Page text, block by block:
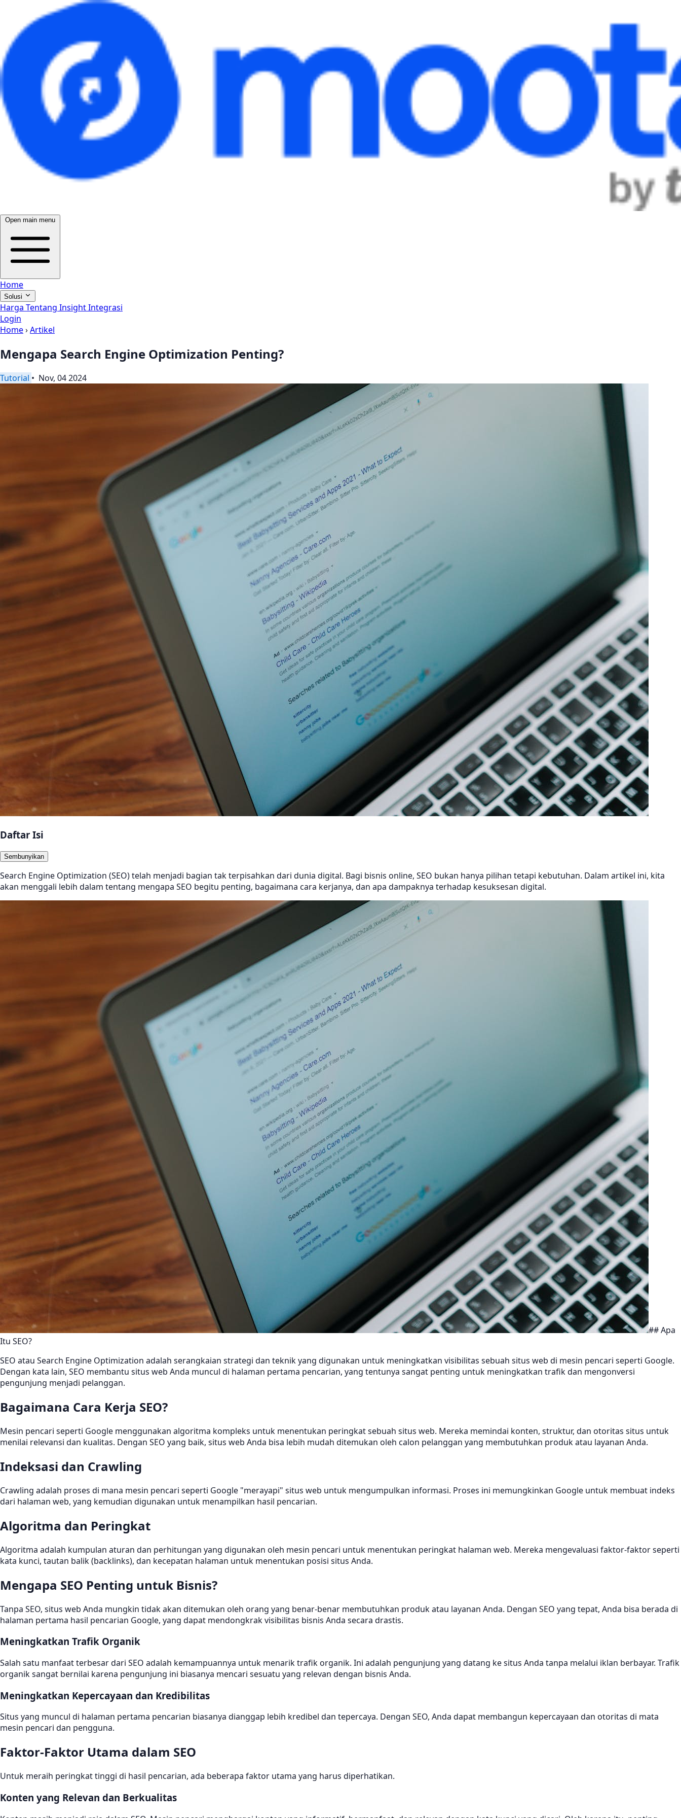
Open main menu
Home
Solusi
Harga Tentang InsightIntegrasi
Login
Home›Artikel
Mengapa Search Engine Optimization Penting?
Tutorial • Nov, 04 2024
Daftar Isi
Sembunyikan
Search Engine Optimization (SEO) telah menjadi bagian tak terpisahkan dari dunia digital. Bagi bisnis online, SEO bukan hanya pilihan tetapi kebutuhan. Dalam artikel ini, kita
akan menggali lebih dalam tentang mengapa SEO begitu penting, bagaimana cara kerjanya, dan apa dampaknya terhadap kesuksesan digital.
## Apa
Itu SEO?
SEO atau Search Engine Optimization adalah serangkaian strategi dan teknik yang digunakan untuk meningkatkan visibilitas sebuah situs web di mesin pencari seperti Google.
Dengan kata lain, SEO membantu situs web Anda muncul di halaman pertama pencarian, yang tentunya sangat penting untuk meningkatkan trafik dan mengonversi
pengunjung menjadi pelanggan.
Bagaimana Cara Kerja SEO?
Mesin pencari seperti Google menggunakan algoritma kompleks untuk menentukan peringkat sebuah situs web. Mereka memindai konten, struktur, dan otoritas situs untuk
menilai relevansi dan kualitas. Dengan SEO yang baik, situs web Anda bisa lebih mudah ditemukan oleh calon pelanggan yang membutuhkan produk atau layanan Anda.
Indeksasi dan Crawling
Crawling adalah proses di mana mesin pencari seperti Google "merayapi" situs web untuk mengumpulkan informasi. Proses ini memungkinkan Google untuk membuat indeks
dari halaman web, yang kemudian digunakan untuk menampilkan hasil pencarian.
Algoritma dan Peringkat
Algoritma adalah kumpulan aturan dan perhitungan yang digunakan oleh mesin pencari untuk menentukan peringkat halaman web. Mereka mengevaluasi faktor-faktor seperti
kata kunci, tautan balik (backlinks), dan kecepatan halaman untuk menentukan posisi situs Anda.
Mengapa SEO Penting untuk Bisnis?
Tanpa SEO, situs web Anda mungkin tidak akan ditemukan oleh orang yang benar-benar membutuhkan produk atau layanan Anda. Dengan SEO yang tepat, Anda bisa berada di
halaman pertama hasil pencarian Google, yang dapat mendongkrak visibilitas bisnis Anda secara drastis.
Meningkatkan Trafik Organik
Salah satu manfaat terbesar dari SEO adalah kemampuannya untuk menarik trafik organik. Ini adalah pengunjung yang datang ke situs Anda tanpa melalui iklan berbayar. Trafik
organik sangat bernilai karena pengunjung ini biasanya mencari sesuatu yang relevan dengan bisnis Anda.
Meningkatkan Kepercayaan dan Kredibilitas
Situs yang muncul di halaman pertama pencarian biasanya dianggap lebih kredibel dan tepercaya. Dengan SEO, Anda dapat membangun kepercayaan dan otoritas di mata
mesin pencari dan pengguna.
Faktor-Faktor Utama dalam SEO
Untuk meraih peringkat tinggi di hasil pencarian, ada beberapa faktor utama yang harus diperhatikan.
Konten yang Relevan dan Berkualitas